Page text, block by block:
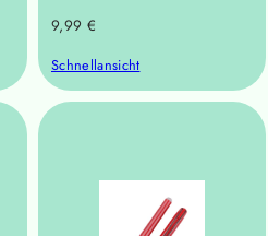
Regulärer
9,99 €
Schnellansicht